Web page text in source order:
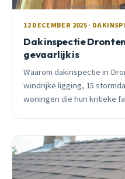
12 DECEMBER 2025 ·
Dak inspectie
gevaarlijk is
Waarom dakinspectie in
windrijke ligging, 15
woningen die hun kritieke